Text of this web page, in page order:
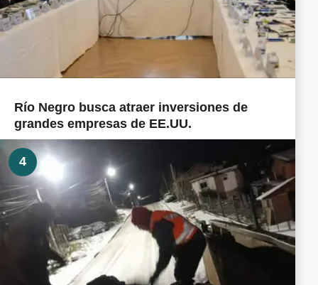
Río Negro busca atraer inversiones de
grandes empresas de EE.UU.
4